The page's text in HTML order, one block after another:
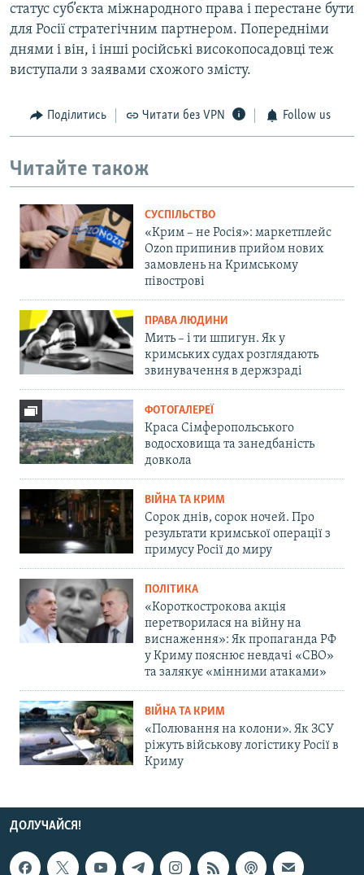
статус суб’єкта міжнародного права і перестане бути
для Росії стратегічним партнером. Попередніми
днями і він, і інші російські високопосадовці теж
виступали з заявами схожого змісту.
Поділитись Читати без VPN Follow us
Читайте також
СУСПІЛЬСТВО
«Крим – не Росія»: маркетплейс
Ozon припинив прийом нових
замовлень на Кримському
півострові
ПРАВА ЛЮДИНИ
Мить – і ти шпигун. Як у
кримських судах розглядають
звинувачення в держзраді
ФОТОГАЛЕРЕЇ
Краса Сімферопольського
водосховища та занедбаність
довкола
ВІЙНА ТА КРИМ
Сорок днів, сорок ночей. Про
результати кримської операції з
примусу Росії до миру
ПОЛІТИКА
«Короткострокова акція
перетворилася на війну на
виснаження»: Як пропаганда РФ
у Криму пояснює невдачі «СВО»
та залякує «мінними атаками»
ВІЙНА ТА КРИМ
«Полювання на колони». Як ЗСУ
ріжуть військову логістику Росії в
Криму
ДОЛУЧАЙСЯ!